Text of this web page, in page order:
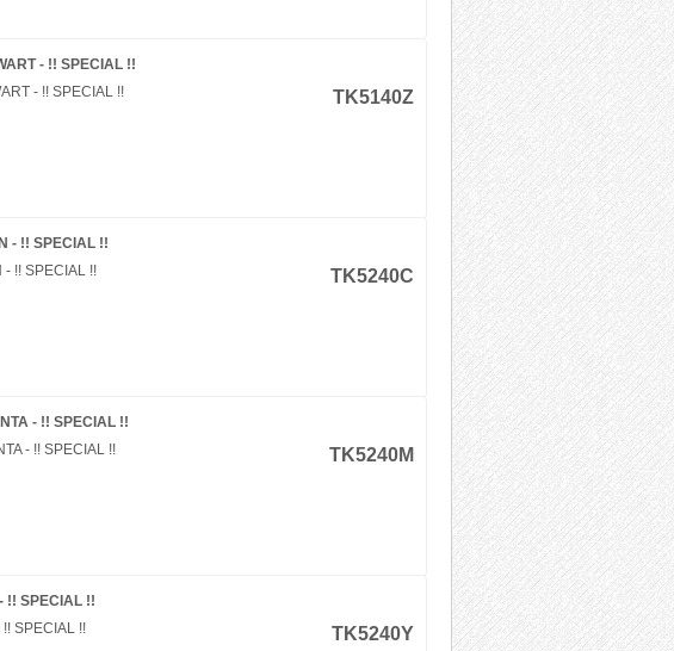
- !! SPECIAL !!
- !! SPECIAL !!
TK5140Z
- !! SPECIAL !!
!! SPECIAL !!
TK5240C
- !! SPECIAL !!
- !! SPECIAL !!
TK5240M
!! SPECIAL !!
SPECIAL !!
TK5240Y